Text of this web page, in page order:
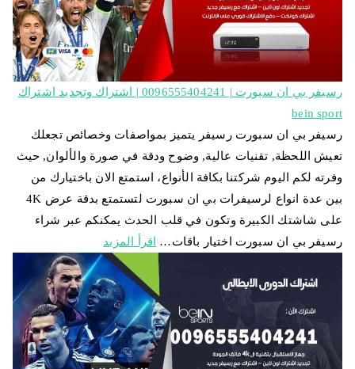
رسيفر بي ان سبورت | 0096555404241 | اشتراك وتجديد اشتراك
bein sport
رسيفر بي ان سبورت رسيفر يتميز بمواصفات وخصائص تجعلك
تعيش اللحظة, تقنيات عالية, وضوح ودقة في صورة والألوان, حيث
وفرته لكم اليوم شركتنا بكافة الأنواع، استمتع الان باختيارك من
بين عدة انواع لرسيفرات بي ان سبورت لتستمتع بدقة عرض 4K
على شاشتك الكبيرة وتكون في قلب الحدث يمكنكم عبر شراء
رسيفر بي ان سبورت اختيار باقات…
اقرأ المزيد